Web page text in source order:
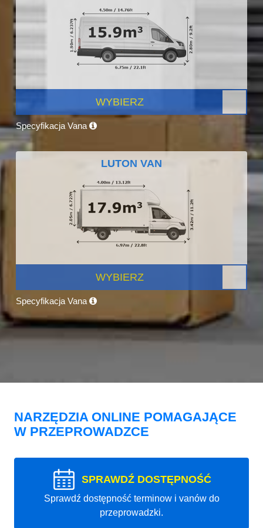
WYBIERZ
Specyfikacja Vana
LUTON VAN
WYBIERZ
Specyfikacja Vana
NARZĘDZIA ONLINE POMAGAJĄCE
W PRZEPROWADZCE
SPRAWDŹ DOSTĘPNOŚĆ
Sprawdź dostępność terminow i vanów do
przeprowadzki.